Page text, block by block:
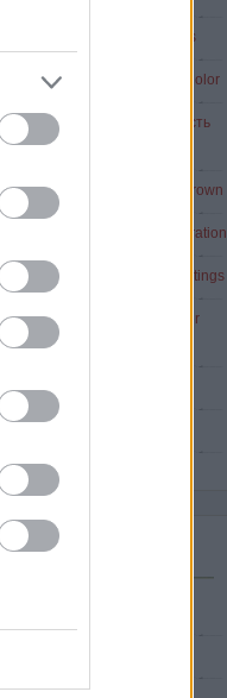
Napi-kisszínes: Painted stairs
kisszínes: Duck Blue Egg Color
HAT / Edison Six / Шесть
kisszínes: black & white & brown
kisszínes: French style decoration
kisszínes: unusual wall paintings
Napi-kisszínes: vintage leather